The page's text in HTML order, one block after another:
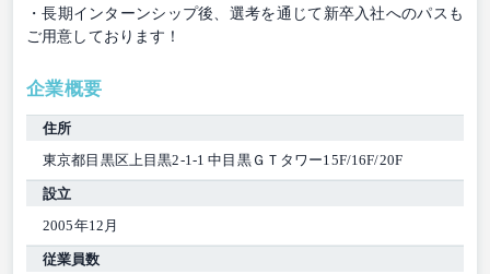
・長期インターンシップ後、選考を通じて新卒入社へのパスも
ご用意しております！
企業概要
住所
東京都目黒区上目黒2-1-1 中目黒ＧＴタワー15F/16F/20F
設立
2005年12月
従業員数